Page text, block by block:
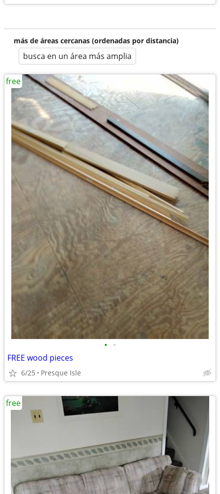
más de áreas cercanas (ordenadas por distancia)
busca en un área más amplia
• •
FREE wood pieces
6/25 Presque Isle
free
free